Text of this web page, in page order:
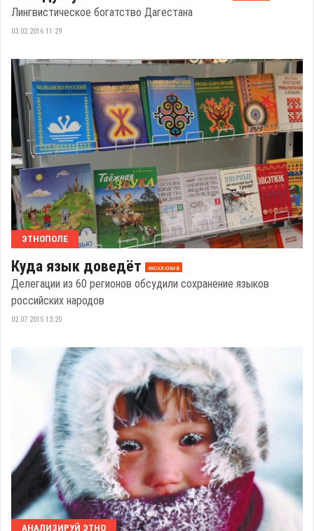
Лингвистическое богатство Дагестана
03.02.2016 11:29
ЭТНОПОЛЕ
Куда язык доведёт эксклюзив
Делегации из 60 регионов обсудили сохранение языков
российских народов
02.07.2015 13:20
АНАЛИЗИРУЙ ЭТНО